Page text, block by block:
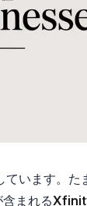
います。
まれる